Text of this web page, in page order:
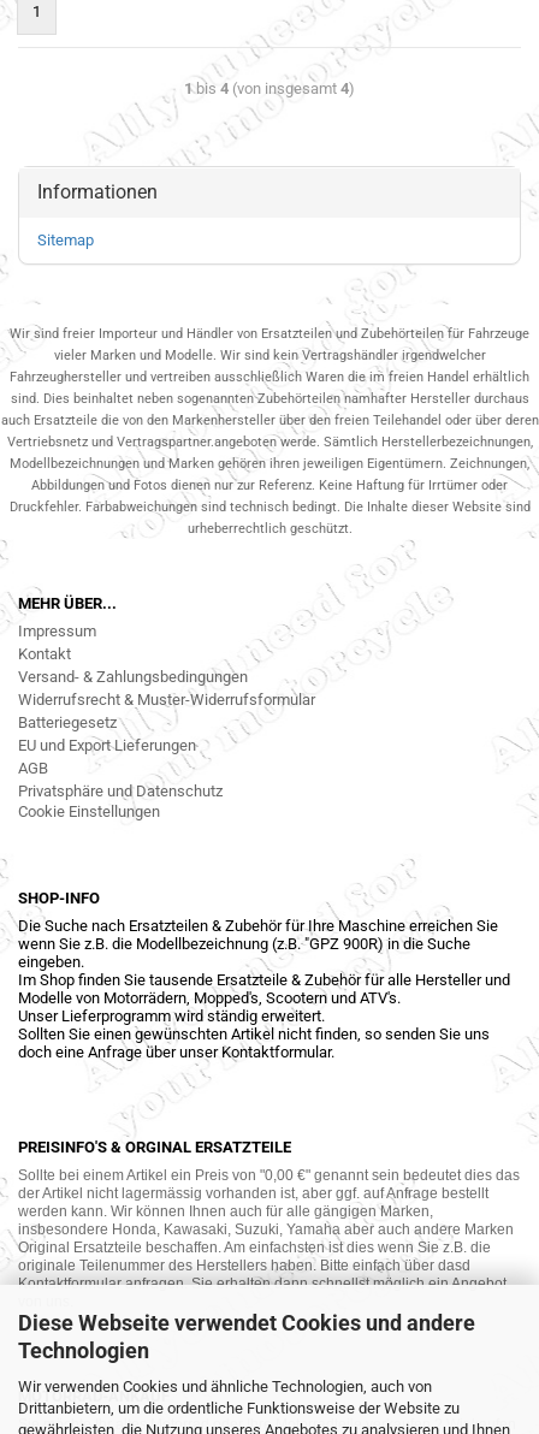
Diese Webseite verwendet Cookies und andere
Technologien
Wir verwenden Cookies und ähnliche Technologien, auch von
Drittanbietern, um die ordentliche Funktionsweise der Website zu
gewährleisten, die Nutzung unseres Angebotes zu analysieren und Ihnen
1
1bis 4 (von insgesamt 4)
Informationen
Sitemap
Wir sind freier Importeur und Händler von Ersatzteilen und Zubehörteilen für Fahrzeuge
vieler Marken und Modelle. Wir sind kein Vertragshändler irgendwelcher
Fahrzeughersteller und vertreiben ausschließlich Waren die im freien Handel erhältlich
sind. Dies beinhaltet neben sogenannten Zubehörteilen namhafter Hersteller durchaus
auch Ersatzteile die von den Markenhersteller über den freien Teilehandel oder über deren
Vertriebsnetz und Vertragspartner.angeboten werde. Sämtlich Herstellerbezeichnungen,
Modellbezeichnungen und Marken gehören ihren jeweiligen Eigentümern. Zeichnungen,
Abbildungen und Fotos dienen nur zur Referenz. Keine Haftung für Irrtümer oder
Druckfehler. Farbabweichungen sind technisch bedingt. Die Inhalte dieser Website sind
urheberrechtlich geschützt.
MEHR ÜBER...
Impressum
Kontakt
Versand- & Zahlungsbedingungen
Widerrufsrecht & Muster-Widerrufsformular
Batteriegesetz
EU und Export Lieferungen
AGB
Privatsphäre und Datenschutz
Cookie Einstellungen
SHOP-INFO
Die Suche nach Ersatzteilen & Zubehör für Ihre Maschine erreichen Sie
wenn Sie z.B. die Modellbezeichnung (z.B. "GPZ 900R) in die Suche
eingeben.
Im Shop finden Sie tausende Ersatzteile & Zubehör für alle Hersteller und
Modelle von Motorrädern, Mopped's, Scootern und ATV's.
Unser Lieferprogramm wird ständig erweitert.
Sollten Sie einen gewünschten Artikel nicht finden, so senden Sie uns
doch eine Anfrage über unser Kontaktformular.
PREISINFO'S & ORGINAL ERSATZTEILE
Sollte bei einem Artikel ein Preis von "0,00 €" genannt sein bedeutet dies das
der Artikel nicht lagermässig vorhanden ist, aber ggf. auf Anfrage bestellt
werden kann. Wir können Ihnen auch für alle gängigen Marken,
insbesondere Honda, Kawasaki, Suzuki, Yamaha aber auch andere Marken
Original Ersatzteile beschaffen. Am einfachsten ist dies wenn Sie z.B. die
originale Teilenummer des Herstellers haben. Bitte einfach über dasd
Kontaktformular anfragen. Sie erhalten dann schnellst möglich ein Angebot
MOTORRAD-ANKAUF
Sie möchte Ihr altes Motorrad oder Ihre Motorradteile verkaufen ? Wir kaufen